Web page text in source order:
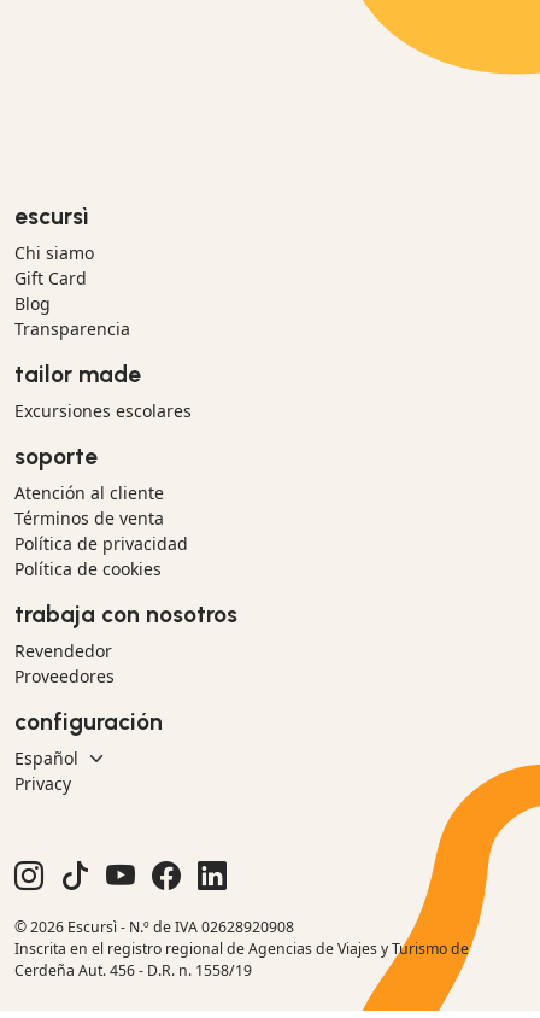
escursì
Chi siamo
Gift Card
Blog
Transparencia
tailor made
Excursiones escolares
soporte
Atención al cliente
Términos de venta
Política de privacidad
Política de cookies
trabaja con nosotros
Revendedor
Proveedores
configuración
Privacy
© 2026 Escursì - N.º de IVA 02628920908
Inscrita en el registro regional de Agencias de Viajes y Turismo de
Cerdeña Aut. 456 - D.R. n. 1558/19